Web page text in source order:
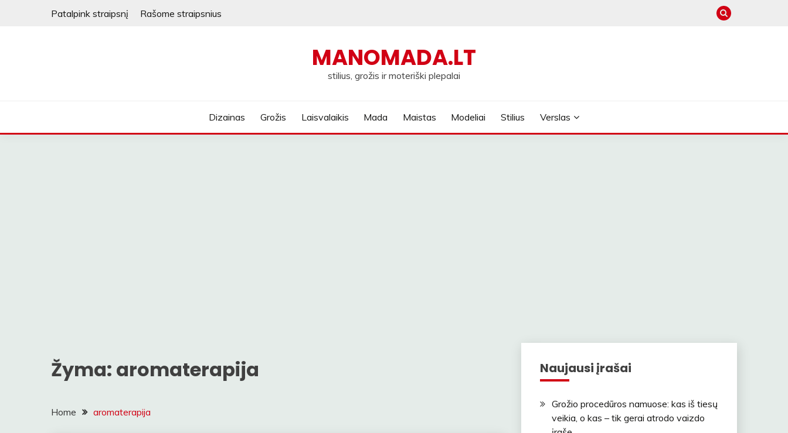
Patalpink straipsnį Rašome straipsnius
MANOMADA.LT
stilius, grožis ir moteriški plepalai
Dizainas Grožis Laisvalaikis Mada Maistas Modeliai Stilius Verslas
Žyma: aromaterapija
Home aromaterapija
Naujausi įrašai
Grožio procedūros namuose: kas iš tiesų
veikia, o kas – tik gerai atrodo vaizdo